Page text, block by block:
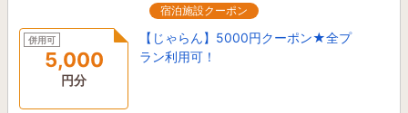
宿泊施設クーポン
併用可
5,000
円分
【じゃらん】5000円クーポン★全プ
ラン利用可！